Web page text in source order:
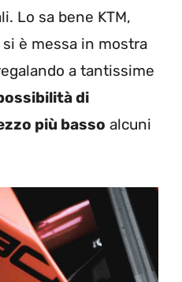
Lo sa bene KTM,
è messa in mostra
a tantissime
di
più basso alcuni